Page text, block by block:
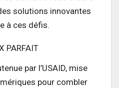
solutions innovantes
à ces défis.
par l’USAID, mise
pour combler